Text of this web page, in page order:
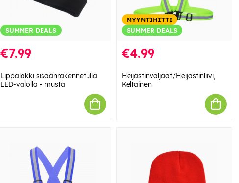
SUMMER DEALS
€7.99
Lippalakki sisäänrakennetulla
LED-valolla - musta
MYYNTIHITTI
SUMMER DEALS
€4.99
Heijastinvaljaat/Heijastinliivi,
Keltainen